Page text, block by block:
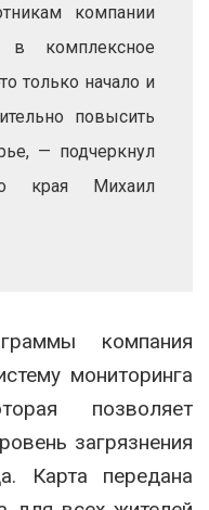
компании
в комплексное
только начало и
повысить
— подчеркнул
края Михаил
компания
мониторинга
позволяет
загрязнения
Карта передана